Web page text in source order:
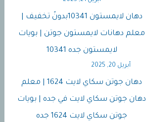
دهان لايمستون 10341بدونً تخفيف |
معلم دهانات لايمستون جوتن | بويات
لايمستون جده 10341
أبريل 20, 2025
دهان جوتن سكاي لايت 1624 | معلم
دهان جوتن سكاي لايت في جده | بويات
جوتن سكاي لايت 1624 جده